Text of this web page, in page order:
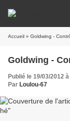
Accueil » Goldwing -
Goldwing -
Publié le 19/03/2012
Par Loulou-67